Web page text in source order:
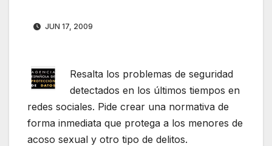
JUN 17, 2009
Resalta los problemas de seguridad
detectados en los últimos tiempos en
redes sociales. Pide crear una normativa de
forma inmediata que protega a los menores de
acoso sexual y otro tipo de delitos.